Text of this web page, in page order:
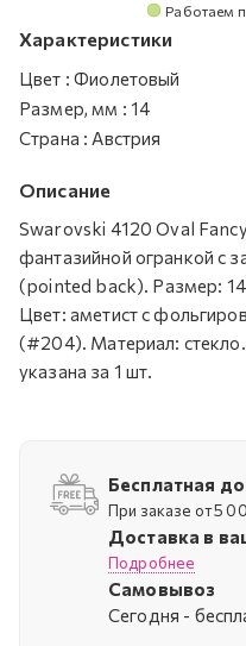
Работаем
Характеристики
Цвет : Фиолетовый
Размер, мм : 14
Страна : Австрия
Описание
Swarovski 4120 Oval
фантазийной огранкой с
(pointed back). Размер:
Цвет: аметист с
(#204). Материал:
указана за 1 шт.
Бесплатная
При заказе от 5
Доставка в
Подробнее
Самовывоз
Cегодня -